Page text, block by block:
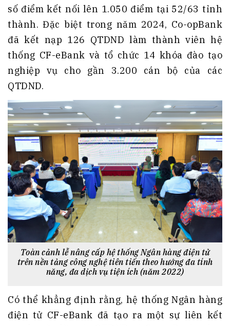
số điểm kết nối lên 1.050 điểm tại 52/63 tỉnh
thành. Đặc biệt trong năm 2024, Co-opBank
đã kết nạp 126 QTDND làm thành viên hệ
thống CF-eBank và tổ chức 14 khóa đào tạo
nghiệp vụ cho gần 3.200 cán bộ của các
QTDND.
Toàn cảnh lễ nâng cấp hệ thống Ngân hàng điện tử
trên nền tảng công nghệ tiên tiến theo hướng đa tính
năng, đa dịch vụ tiện ích (năm 2022)
Có thể khẳng định rằng, hệ thống Ngân hàng
điện tử CF-eBank đã tạo ra một sự liên kết